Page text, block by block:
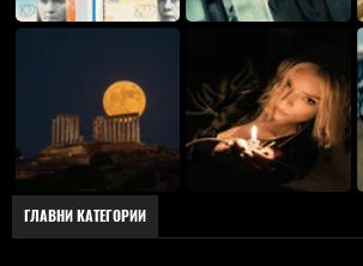
ГЛАВНИ КАТЕГОРИИ